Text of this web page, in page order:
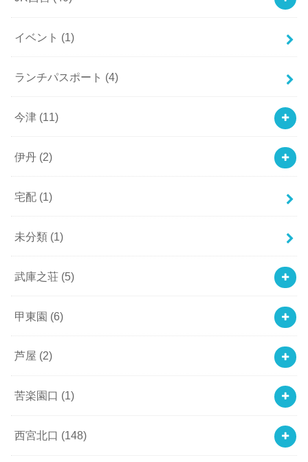
イベント (1)
ランチパスポート (4)
今津 (11)
伊丹 (2)
宅配 (1)
未分類 (1)
武庫之荘 (5)
甲東園 (6)
芦屋 (2)
苦楽園口 (1)
西宮北口 (148)